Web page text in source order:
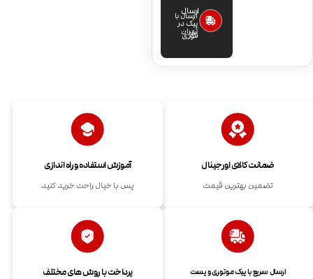
ارسال
فوری
ارسال با
پیک در
تهران
ضمانت کالای اورجینال
تضمین بهترین قیمت
آموزش استفاده و راه اندازی
پس با خیال راحت خرید کنید
ارسال سریع با پیک موتوری و پست پرداخت با روش های مختلف